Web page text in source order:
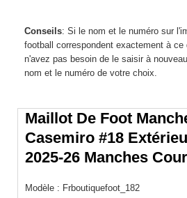
Conseils: Si le nom et le numéro sur
football correspondent exactement à
n'avez pas besoin de le saisir à
nom et le numéro de votre choix.
Maillot De Foot
Casemiro #18
2025-26 Manches
Modèle : Frboutiquefoot_182